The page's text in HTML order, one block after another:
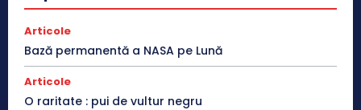
Articole
Bază permanentă a NASA pe Lună
Articole
O raritate : pui de vultur negru